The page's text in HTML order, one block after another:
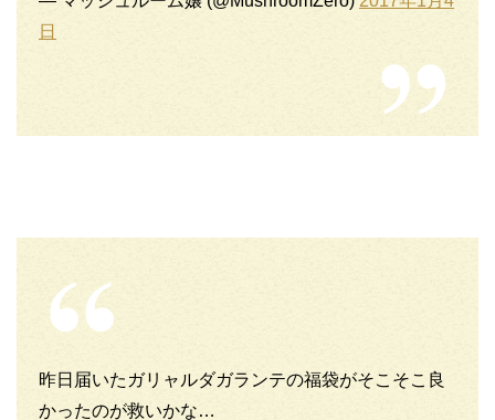
日
昨日届いたガリャルダガランテの福袋がそこそこ良
かったのが救いかな…